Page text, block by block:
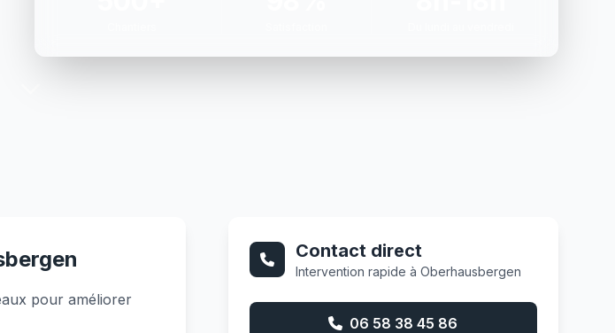
pour améliorer
Contact direct
Intervention rapide à Oberhausbergen
06 58 38 45 86